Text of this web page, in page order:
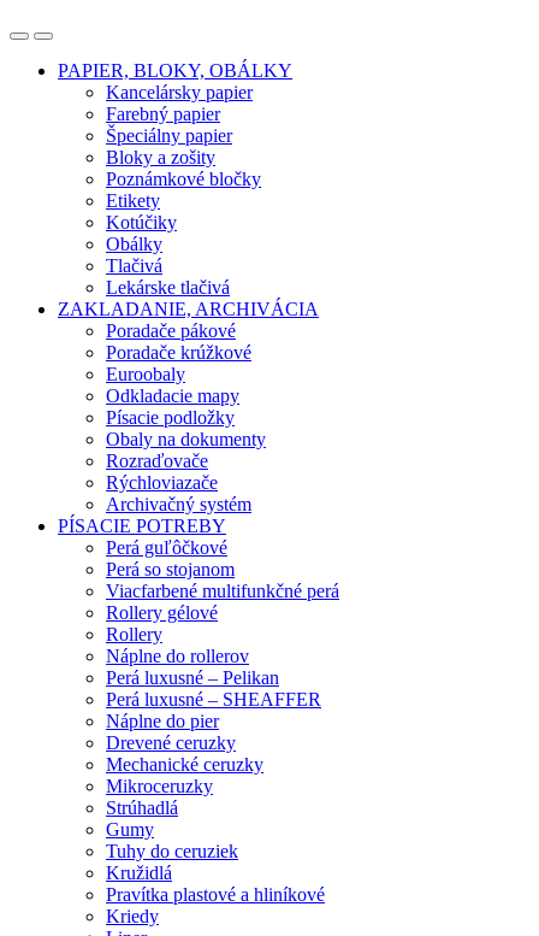
OpenClose
PAPIER, BLOKY, OBÁLKY
Kancelársky papier
Farebný papier
Špeciálny papier
Bloky a zošity
Poznámkové bločky
Etikety
Kotúčiky
Obálky
Tlačivá
Lekárske tlačivá
ZAKLADANIE, ARCHIVÁCIA
Poradače pákové
Poradače krúžkové
Euroobaly
Odkladacie mapy
Písacie podložky
Obaly na dokumenty
Rozraďovače
Rýchloviazače
Archivačný systém
PÍSACIE POTREBY
Perá guľôčkové
Perá so stojanom
Viacfarbené multifunkčné perá
Rollery gélové
Rollery
Náplne do rollerov
Perá luxusné – Pelikan
Perá luxusné – SHEAFFER
Náplne do pier
Drevené ceruzky
Mechanické ceruzky
Mikroceruzky
Strúhadlá
Gumy
Tuhy do ceruziek
Kružidlá
Pravítka plastové a hliníkové
Kriedy